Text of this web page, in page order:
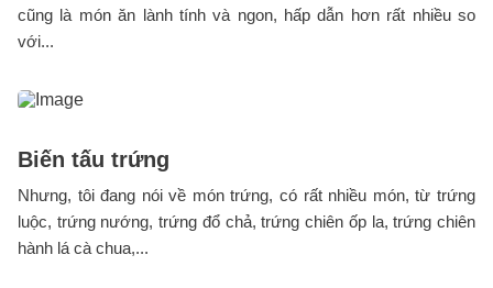
cũng là món ăn lành tính và ngon, hấp dẫn hơn rất nhiều so
với...
Biến tấu trứng
Nhưng, tôi đang nói về món trứng, có rất nhiều món, từ trứng
luộc, trứng nướng, trứng đổ chả, trứng chiên ốp la, trứng chiên
hành lá cà chua,...